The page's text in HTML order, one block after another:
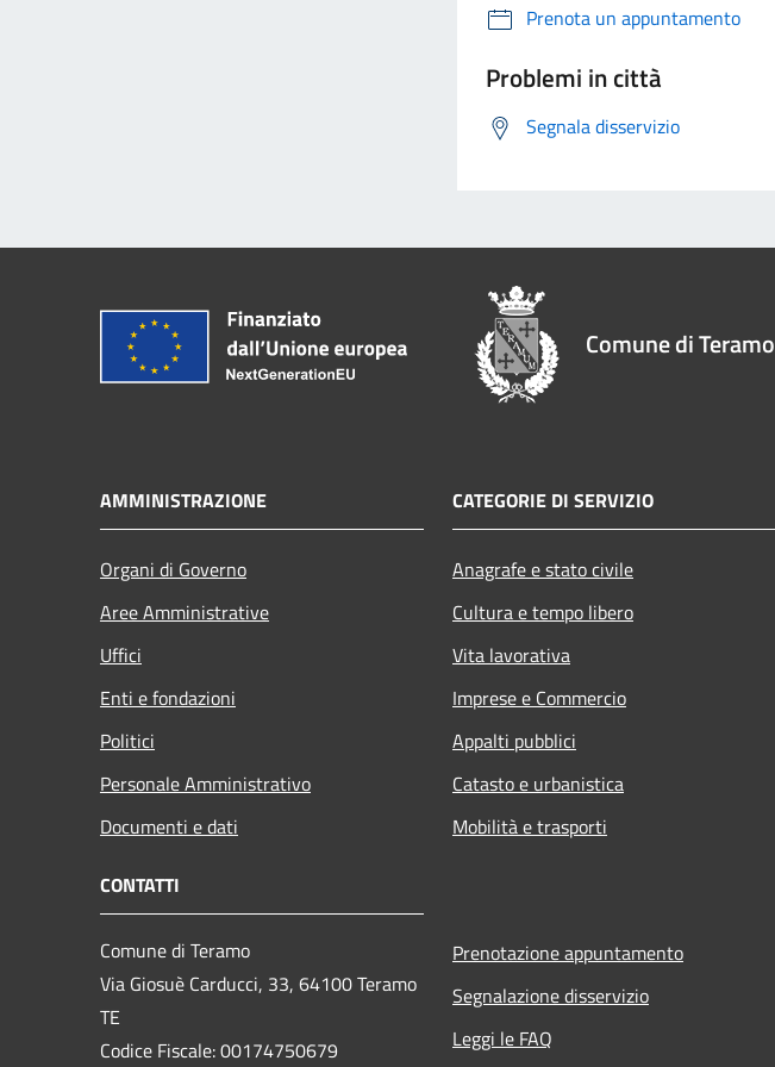
Prenota un appuntamento
Problemi in città
Segnala disservizio
Comune di Teramo
AMMINISTRAZIONE
Organi di Governo
Aree Amministrative
Uffici
Enti e fondazioni
Politici
Personale Amministrativo
Documenti e dati
CATEGORIE DI SERVIZIO
Anagrafe e stato civile
Cultura e tempo libero
Vita lavorativa
Imprese e Commercio
Appalti pubblici
Catasto e urbanistica
Mobilità e trasporti
CONTATTI
Comune di Teramo
Via Giosuè Carducci, 33, 64100 Teramo
TE
Codice Fiscale: 00174750679
Prenotazione appuntamento
Segnalazione disservizio
Leggi le FAQ